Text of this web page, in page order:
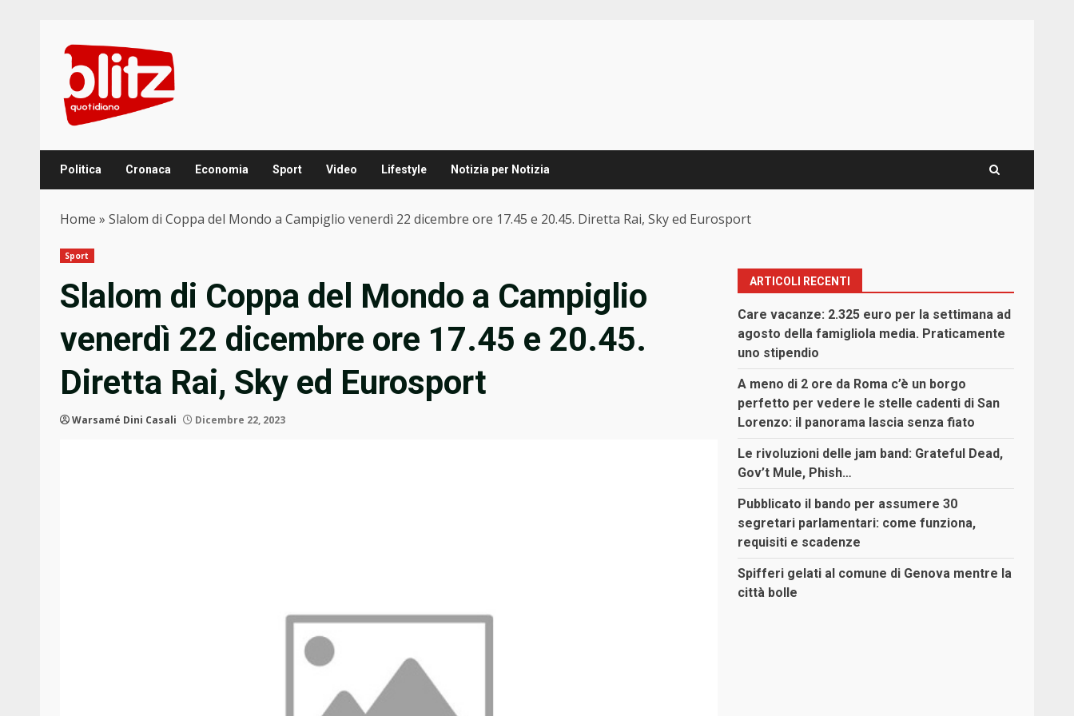
content
Politica Cronaca Economia Sport Video Lifestyle Notizia per Notizia
Home » Slalom di Coppa del Mondo a Campiglio venerdì 22 dicembre ore 17.45 e 20.45. Diretta Rai, Sky ed Eurosport
Sport
Slalom di Coppa del Mondo a Campiglio
venerdì 22 dicembre ore 17.45 e 20.45.
Diretta Rai, Sky ed Eurosport
Warsamé Dini Casali Dicembre 22, 2023
ARTICOLI RECENTI
Care vacanze: 2.325 euro per la settimana ad
agosto della famigliola media. Praticamente
uno stipendio
A meno di 2 ore da Roma c’è un borgo
perfetto per vedere le stelle cadenti di San
Lorenzo: il panorama lascia senza fiato
Le rivoluzioni delle jam band: Grateful Dead,
Gov’t Mule, Phish…
Pubblicato il bando per assumere 30
segretari parlamentari: come funziona,
requisiti e scadenze
Spifferi gelati al comune di Genova mentre la
città bolle